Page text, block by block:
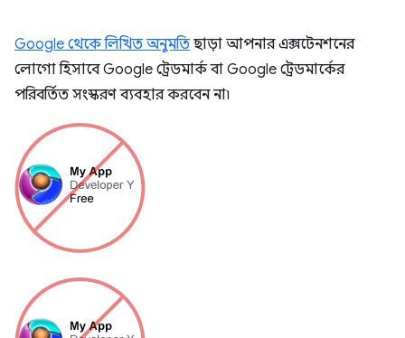
Google থেকে লিখিত অনুমতি ছাড়া আপনার এক্সটেনশনের
লোগো হিসাবে Google ট্রেডমার্ক বা Google ট্রেডমার্কের
পরিবর্তিত সংস্করণ ব্যবহার করবেন না৷